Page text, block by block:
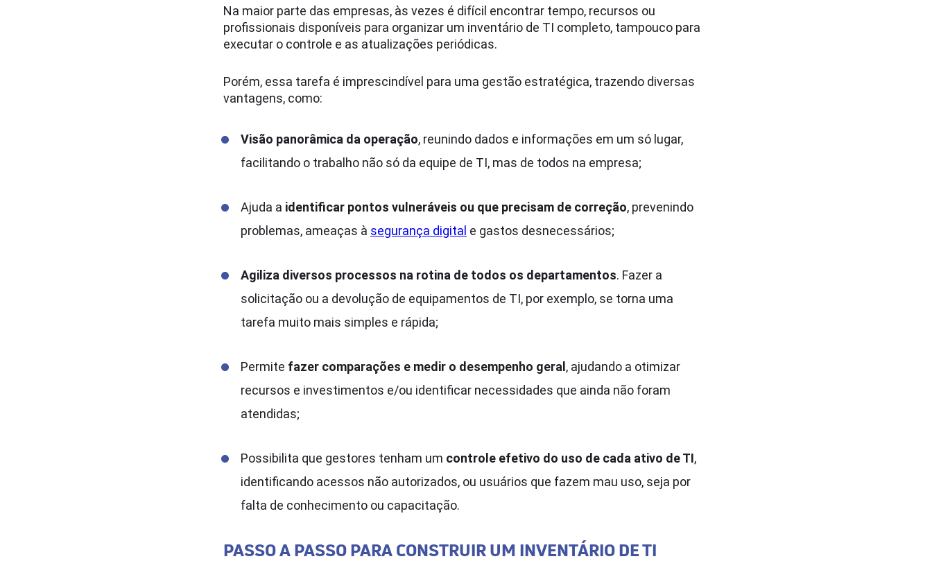
Na maior parte das empresas, às vezes é difícil encontrar tempo, recursos ou
profissionais disponíveis para organizar um inventário de TI completo, tampouco para
executar o controle e as atualizações periódicas.
Porém, essa tarefa é imprescindível para uma gestão estratégica, trazendo diversas
vantagens, como:
Visão panorâmica da operação, reunindo dados e informações em um só lugar,
facilitando o trabalho não só da equipe de TI, mas de todos na empresa;
Ajuda a identificar pontos vulneráveis ou que precisam de correção, prevenindo
problemas, ameaças à segurança digital e gastos desnecessários;
Agiliza diversos processos na rotina de todos os departamentos. Fazer a
solicitação ou a devolução de equipamentos de TI, por exemplo, se torna uma
tarefa muito mais simples e rápida;
Permite fazer comparações e medir o desempenho geral , ajudando a otimizar
recursos e investimentos e/ou identificar necessidades que ainda não foram
atendidas;
Possibilita que gestores tenham um controle efetivo do uso de cada ativo de TI,
identificando acessos não autorizados, ou usuários que fazem mau uso, seja por
falta de conhecimento ou capacitação.
PASSO A PASSO PARA CONSTRUIR UM INVENTÁRIO DE TI